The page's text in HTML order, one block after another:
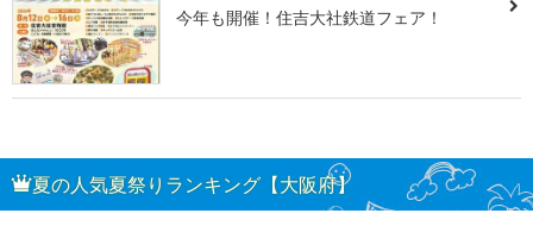
今年も開催！住吉大社鉄道フェア！
夏の人気夏祭りランキング【大阪府】